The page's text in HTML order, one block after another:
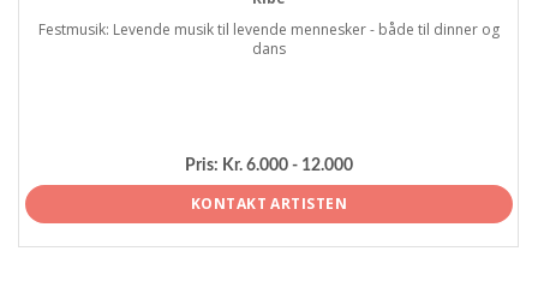
Festmusik: Levende musik til levende mennesker - både til dinner og
dans
Pris: Kr. 6.000 - 12.000
KONTAKT ARTISTEN